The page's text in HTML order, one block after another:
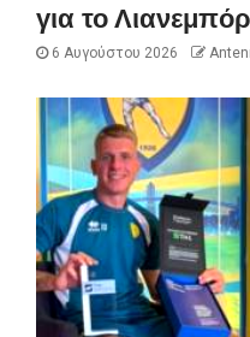
για το
6 Αυγούστου 2026